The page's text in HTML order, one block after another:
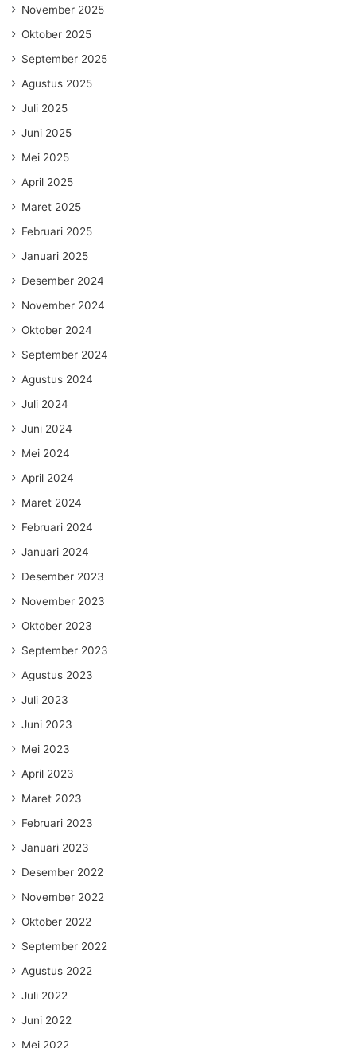
November 2025
Oktober 2025
September 2025
Agustus 2025
Juli 2025
Juni 2025
Mei 2025
April 2025
Maret 2025
Februari 2025
Januari 2025
Desember 2024
November 2024
Oktober 2024
September 2024
Agustus 2024
Juli 2024
Juni 2024
Mei 2024
April 2024
Maret 2024
Februari 2024
Januari 2024
Desember 2023
November 2023
Oktober 2023
September 2023
Agustus 2023
Juli 2023
Juni 2023
Mei 2023
April 2023
Maret 2023
Februari 2023
Januari 2023
Desember 2022
November 2022
Oktober 2022
September 2022
Agustus 2022
Juli 2022
Juni 2022
Mei 2022